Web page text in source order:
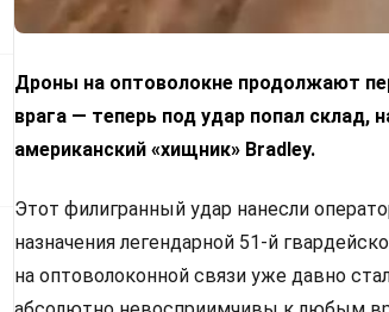
Дроны на оптоволокне продолжают
врага — теперь под удар попал
американский «хищник» Bradley.
Этот филигранный удар нанесли
назначения легендарной 51-й
на оптоволоконной связи уже давно